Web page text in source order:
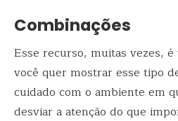
Combinações
Esse recurso, muitas vezes, é
você quer mostrar esse tipo
cuidado com o ambiente em
desviar a atenção do que